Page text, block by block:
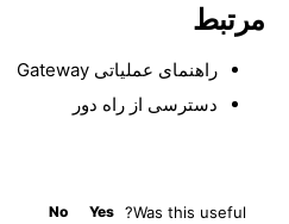
مرتبط
راهنمای عملیاتی Gateway
دسترسی از راه دور
Was this useful?
Yes
No